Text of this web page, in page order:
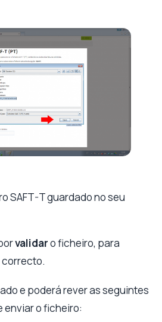
SAFT-T guardado no seu
validaro ficheiro, para
e poderá rever as seguintes
enviar o ficheiro: